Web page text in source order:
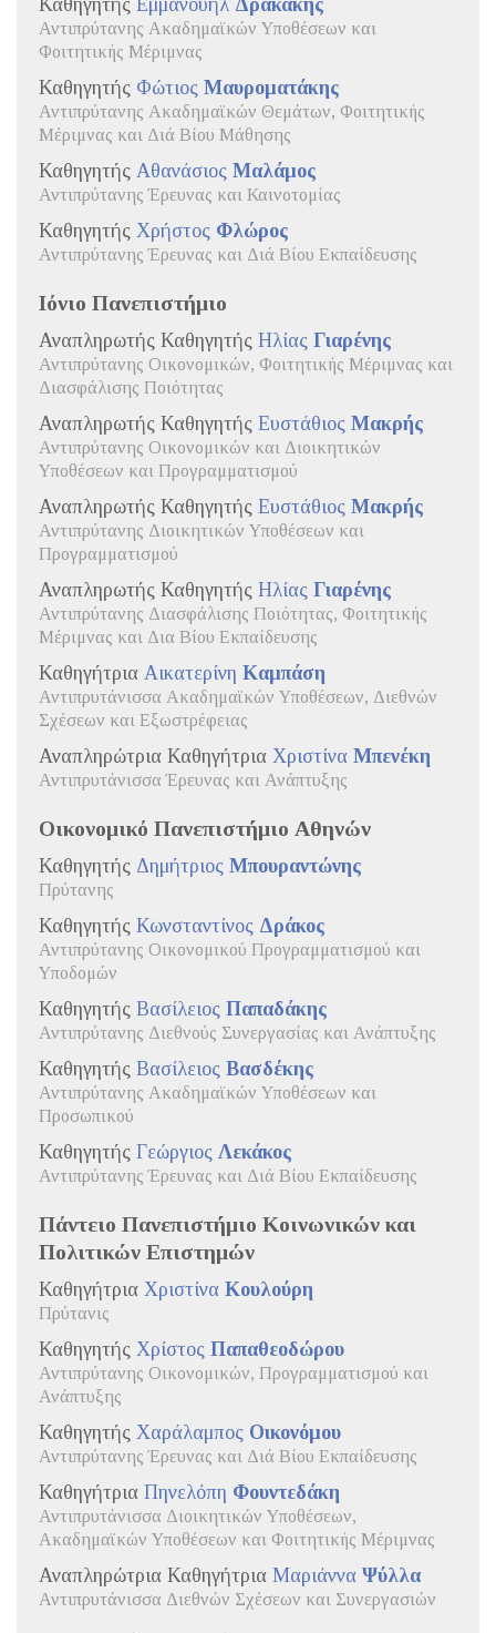
Καθηγητής Εμμανουήλ Δρακάκης
Αντιπρύτανης Ακαδημαϊκών Υποθέσεων και
Φοιτητικής Μέριμνας
Καθηγητής Φώτιος Μαυροματάκης
Αντιπρύτανης Ακαδημαϊκών Θεμάτων, Φοιτητικής
Μέριμνας και Διά Βίου Μάθησης
Καθηγητής Αθανάσιος Μαλάμος
Αντιπρύτανης Έρευνας και Καινοτομίας
Καθηγητής Χρήστος Φλώρος
Αντιπρύτανης Έρευνας και Διά Βίου Εκπαίδευσης
Ιόνιο Πανεπιστήμιο
Αναπληρωτής Καθηγητής Ηλίας Γιαρένης
Αντιπρύτανης Οικονομικών, Φοιτητικής Μέριμνας και
Διασφάλισης Ποιότητας
Αναπληρωτής Καθηγητής Ευστάθιος Μακρής
Αντιπρύτανης Οικονομικών και Διοικητικών
Υποθέσεων και Προγραμματισμού
Αναπληρωτής Καθηγητής Ευστάθιος Μακρής
Αντιπρύτανης Διοικητικών Υποθέσεων και
Προγραμματισμού
Αναπληρωτής Καθηγητής Ηλίας Γιαρένης
Αντιπρύτανης Διασφάλισης Ποιότητας, Φοιτητικής
Μέριμνας και Δια Βίου Εκπαίδευσης
Καθηγήτρια Αικατερίνη Καμπάση
Αντιπρυτάνισσα Ακαδημαϊκών Υποθέσεων, Διεθνών
Σχέσεων και Εξωστρέφειας
Αναπληρώτρια Καθηγήτρια Χριστίνα Μπενέκη
Αντιπρυτάνισσα Έρευνας και Ανάπτυξης
Οικονομικό Πανεπιστήμιο Αθηνών
Καθηγητής Δημήτριος Μπουραντώνης
Πρύτανης
Καθηγητής Κωνσταντίνος Δράκος
Αντιπρύτανης Οικονομικού Προγραμματισμού και
Υποδομών
Καθηγητής Βασίλειος Παπαδάκης
Αντιπρύτανης Διεθνούς Συνεργασίας και Ανάπτυξης
Καθηγητής Βασίλειος Βασδέκης
Αντιπρύτανης Ακαδημαϊκών Υποθέσεων και
Προσωπικού
Καθηγητής Γεώργιος Λεκάκος
Αντιπρύτανης Έρευνας και Διά Βίου Εκπαίδευσης
Πάντειο Πανεπιστήμιο Κοινωνικών και
Πολιτικών Επιστημών
Καθηγήτρια Χριστίνα Κουλούρη
Πρύτανις
Καθηγητής Χρίστος Παπαθεοδώρου
Αντιπρύτανης Οικονομικών, Προγραμματισμού και
Ανάπτυξης
Καθηγητής Χαράλαμπος Οικονόμου
Αντιπρύτανης Έρευνας και Διά Βίου Εκπαίδευσης
Καθηγήτρια Πηνελόπη Φουντεδάκη
Αντιπρυτάνισσα Διοικητικών Υποθέσεων,
Ακαδημαϊκών Υποθέσεων και Φοιτητικής Μέριμνας
Αναπληρώτρια Καθηγήτρια Μαριάννα Ψύλλα
Αντιπρυτάνισσα Διεθνών Σχέσεων και Συνεργασιών